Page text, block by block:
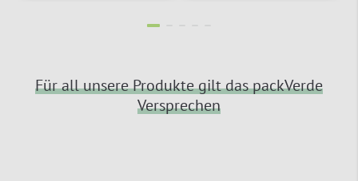
Für all unsere Produkte gilt das packVerde
Versprechen